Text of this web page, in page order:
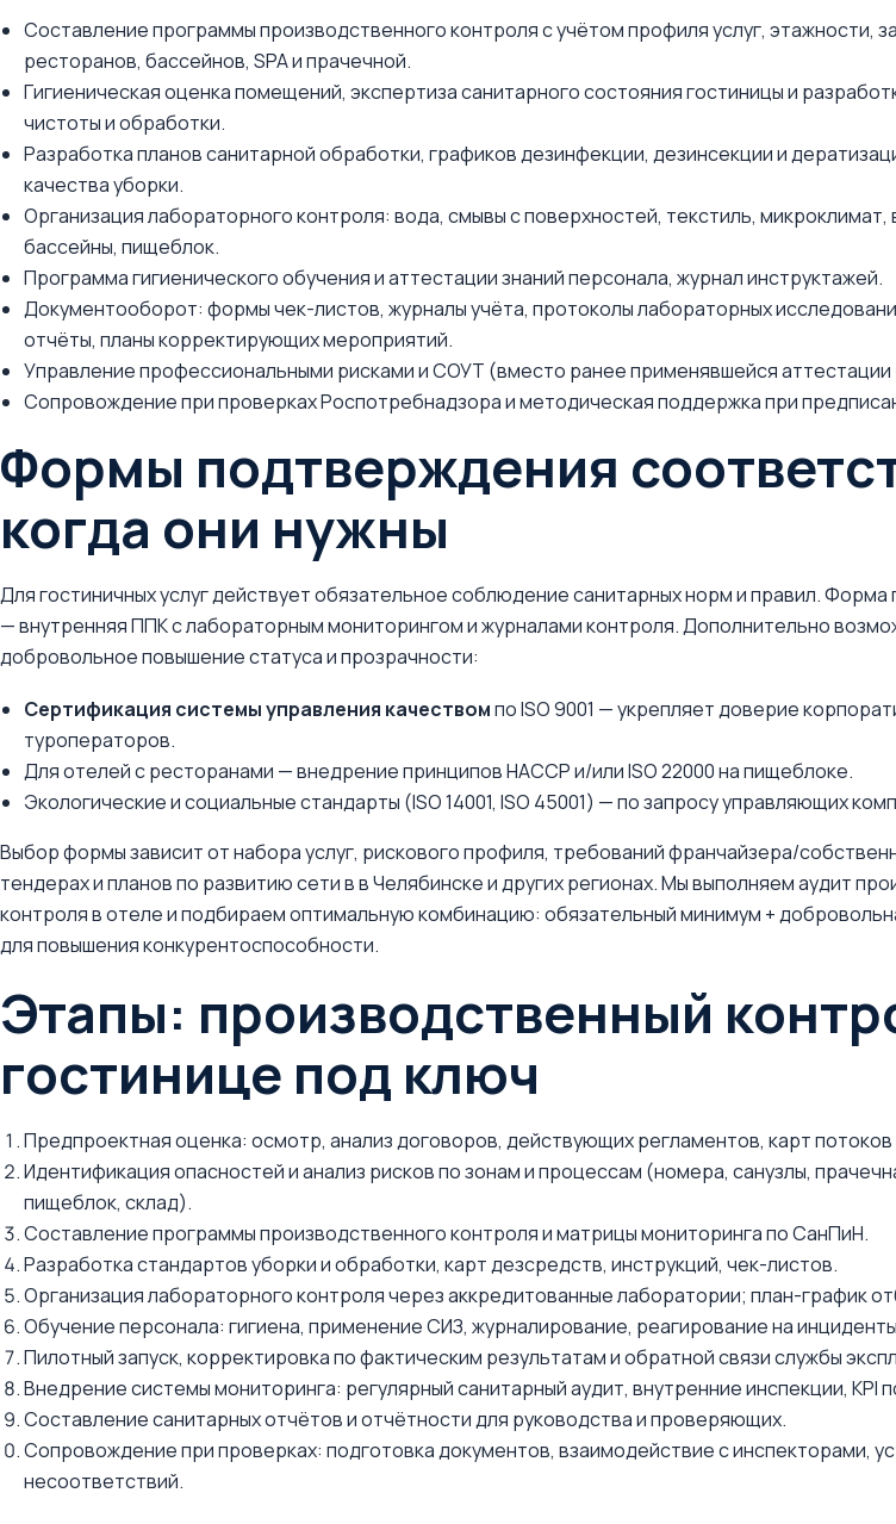
Составление программы производственного контроля с учётом профиля услуг, этажности,
ресторанов, бассейнов, SPA и прачечной.
Гигиеническая оценка помещений, экспертиза санитарного состояния гостиницы и
чистоты и обработки.
Разработка планов санитарной обработки, графиков дезинфекции, дезинсекции и
качества уборки.
Организация лабораторного контроля: вода, смывы с поверхностей, текстиль, микроклимат,
бассейны, пищеблок.
Программа гигиенического обучения и аттестации знаний персонала, журнал инструктажей.
Документооборот: формы чек-листов, журналы учёта, протоколы лабораторных
отчёты, планы корректирующих мероприятий.
Управление профессиональными рисками и СОУТ (вместо ранее применявшейся аттестации
Сопровождение при проверках Роспотребнадзора и методическая поддержка при
Формы подтверждения
когда они нужны
Для гостиничных услуг действует обязательное соблюдение санитарных норм и правил.
— внутренняя ППК с лабораторным мониторингом и журналами контроля. Дополнительно
добровольное повышение статуса и прозрачности:
Сертификация системы управления качествомпо ISO 9001 — укрепляет доверие
туроператоров.
Для отелей с ресторанами — внедрение принципов НАССР и/или ISO 22000 на пищеблоке.
Экологические и социальные стандарты (ISO 14001, ISO 45001) — по запросу управляющих
Выбор формы зависит от набора услуг, рискового профиля, требований франчайзера/
тендерах и планов по развитию сети в в Челябинске и других регионах. Мы выполняем аудит
контроля в отеле и подбираем оптимальную комбинацию: обязательный минимум +
для повышения конкурентоспособности.
Этапы: производственный
гостинице под ключ
Предпроектная оценка: осмотр, анализ договоров, действующих регламентов, карт потоков
Идентификация опасностей и анализ рисков по зонам и процессам (номера, санузлы,
пищеблок, склад).
Составление программы производственного контроля и матрицы мониторинга по СанПиН.
Разработка стандартов уборки и обработки, карт дезсредств, инструкций, чек-листов.
Организация лабораторного контроля через аккредитованные лаборатории; план-график
Обучение персонала: гигиена, применение СИЗ, журналирование, реагирование на
Пилотный запуск, корректировка по фактическим результатам и обратной связи службы
Внедрение системы мониторинга: регулярный санитарный аудит, внутренние инспекции, KPI
Составление санитарных отчётов и отчётности для руководства и проверяющих.
Сопровождение при проверках: подготовка документов, взаимодействие с инспекторами,
несоответствий.